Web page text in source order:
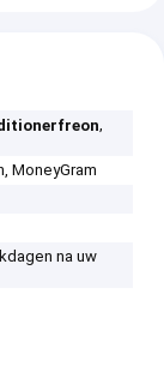
,
MoneyGram
na uw